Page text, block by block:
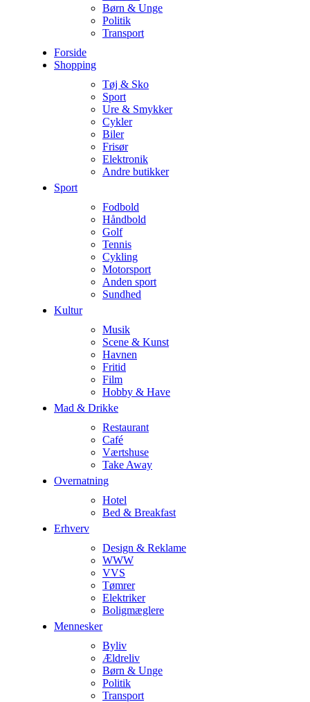
Børn & Unge
Politik
Transport
Forside
Shopping
Tøj & Sko
Sport
Ure & Smykker
Cykler
Biler
Frisør
Elektronik
Andre butikker
Sport
Fodbold
Håndbold
Golf
Tennis
Cykling
Motorsport
Anden sport
Sundhed
Kultur
Musik
Scene & Kunst
Havnen
Fritid
Film
Hobby & Have
Mad & Drikke
Restaurant
Café
Værtshuse
Take Away
Overnatning
Hotel
Bed & Breakfast
Erhverv
Design & Reklame
WWW
VVS
Tømrer
Elektriker
Boligmæglere
Mennesker
Byliv
Ældreliv
Børn & Unge
Politik
Transport